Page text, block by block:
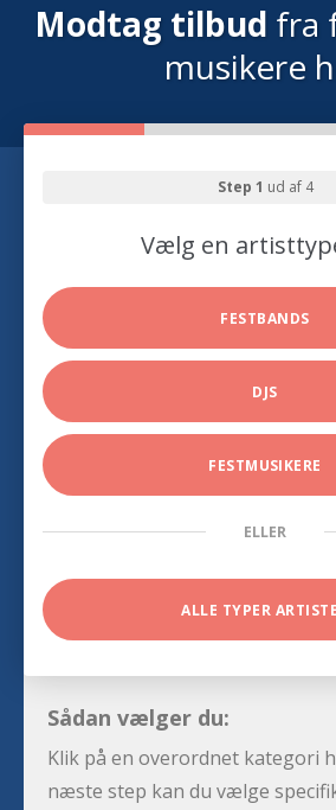
Modtag tilbud fra
musikere
Step 1 ud af 4
Vælg en
FESTBANDS
DJS
FESTMUSIKERE
ELLER
ALLE TYPER
Sådan vælger du:
Klik på en overordnet kategori
næste step kan du vælge